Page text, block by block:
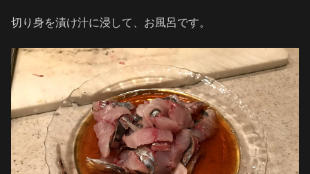
切り身を漬け汁に浸して、お風呂です。